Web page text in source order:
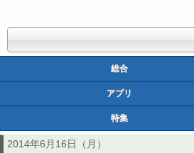
総合
アプリ
特集
2014年6月16日（月）